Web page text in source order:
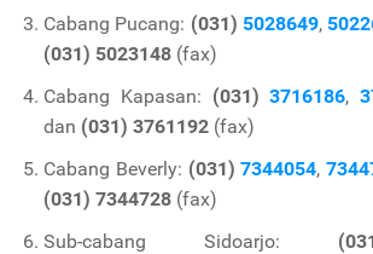
Cabang Pucang: (031) 5028649,
(031) 5023148(fax)
Cabang Kapasan: (031)3716186,
dan (031) 3761192(fax)
Cabang Beverly: (031)7344054,
(031) 7344728(fax)
Sub-cabang Sidoarjo: